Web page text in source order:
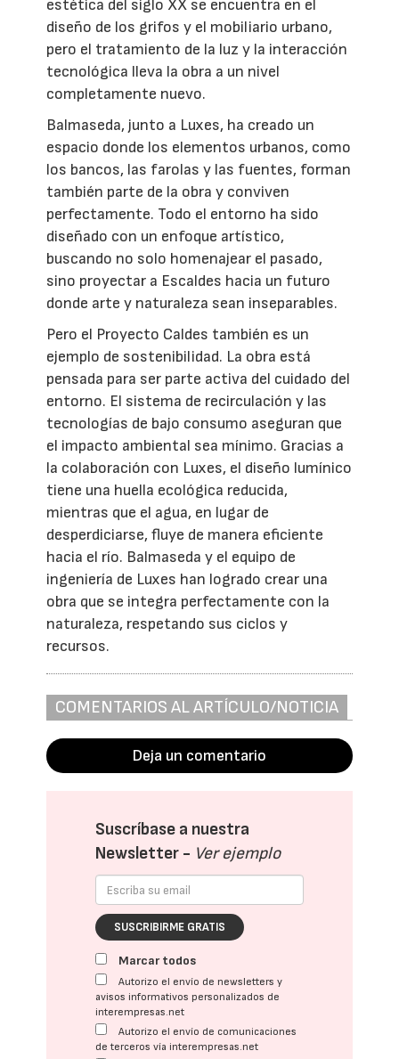
estética del siglo XX se encuentra en el
diseño de los grifos y el mobiliario urbano,
pero el tratamiento de la luz y la interacción
tecnológica lleva la obra a un nivel
completamente nuevo.
Balmaseda, junto a Luxes, ha creado un
espacio donde los elementos urbanos, como
los bancos, las farolas y las fuentes, forman
también parte de la obra y conviven
perfectamente. Todo el entorno ha sido
diseñado con un enfoque artístico,
buscando no solo homenajear el pasado,
sino proyectar a Escaldes hacia un futuro
donde arte y naturaleza sean inseparables.
Pero el Proyecto Caldes también es un
ejemplo de sostenibilidad. La obra está
pensada para ser parte activa del cuidado del
entorno. El sistema de recirculación y las
tecnologías de bajo consumo aseguran que
el impacto ambiental sea mínimo. Gracias a
la colaboración con Luxes, el diseño lumínico
tiene una huella ecológica reducida,
mientras que el agua, en lugar de
desperdiciarse, fluye de manera eficiente
hacia el río. Balmaseda y el equipo de
ingeniería de Luxes han logrado crear una
obra que se integra perfectamente con la
naturaleza, respetando sus ciclos y
recursos.
COMENTARIOS AL ARTÍCULO/NOTICIA
Deja un comentario
Suscríbase a nuestra
Newsletter - Ver ejemplo
SUSCRIBIRME GRATIS
Marcar todos
Autorizo el envío de newsletters y
avisos informativos personalizados de
interempresas.net
Autorizo el envío de comunicaciones
de terceros vía interempresas.net